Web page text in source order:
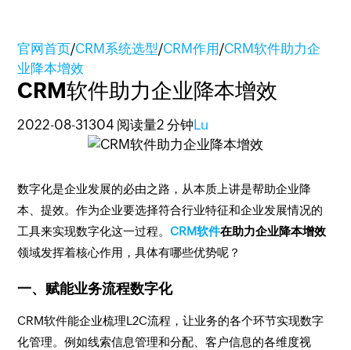
官网首页/CRM系统选型/CRM作用/CRM软件助力企
业降本增效
CRM软件助力企业降本增效
2022-08-31 304 阅读量2 分钟 Lu
数字化是企业发展的必由之路，从本质上讲是帮助企业降
本、提效。作为企业要选择符合行业特征和企业发展情况的
工具来实现数字化这一过程。CRM软件在助力企业降本增效
领域发挥着核心作用，具体有哪些优势呢？
一、赋能业务流程数字化
CRM软件能企业梳理L2C流程，让业务的各个环节实现数字
化管理。例如线索信息管理和分配、客户信息的各维度视